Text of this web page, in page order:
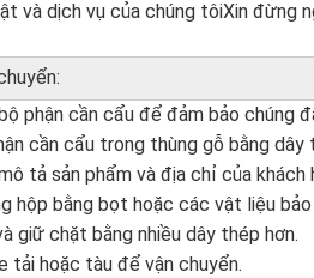
và dịch vụ của chúng tôiXin đừng
phận cần cẩu để đảm bảo chúng
cần cẩu trong thùng gỗ bằng dây
tả sản phẩm và địa chỉ của khách
hộp bằng bọt hoặc các vật liệu bảo
giữ chặt bằng nhiều dây thép hơn.
tải hoặc tàu để vận chuyển.